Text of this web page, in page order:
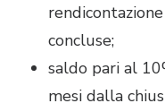
concluse;
saldo pari al
mesi dalla